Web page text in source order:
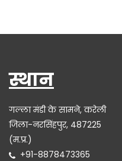
स्थान
गल्ला मंडी के सामने, करेली
जिला-नरसिंहपुर, 487225
(म.प्र.)
+91-8878473365